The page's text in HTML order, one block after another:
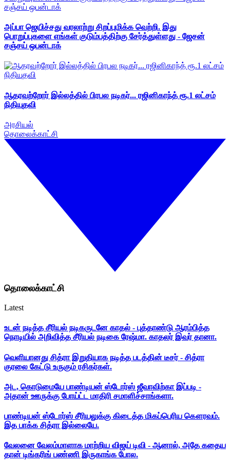
அப்பா ஜெயிச்சது வரலாற்று சிறப்புமிக்க வெற்றி. இது
பொறுப்புகளை எங்கள் குடும்பத்திற்கு சேர்த்துள்ளது - ஜேசன்
சஞ்சய் ஒபன்டாக்
ஆதரவற்றோர் இல்லத்தில் பிரபல நடிகர்... ரஜினிகாந்த் ரூ.1 லட்சம்
நிதியுதவி
அரசியல்
தொலைக்காட்சி
தொலைக்காட்சி
Latest
உடன் நடித்த சீரியல் நடிகருடனே காதல் - புத்தாண்டு ஆரம்பித்த
நொடியில் அறிவித்த சீரியல் நடிகை ரேஷ்மா. காதலர் இவர் தானா.
வெளியானது சித்ரா இறுதியாக நடித்த படத்தின் டீசர் - சித்ரா
குரலை கேட்டு உருகும் ரசிகர்கள்.
அட, கொடுமையே பாண்டியன் ஸ்டோர்ஸ் ஜீவாவிற்கா இப்படி -
அதான் ஊருக்கு போய்ட்ட மாதிரி சமாளிச்சாங்களா.
பாண்டியன் ஸ்டோர்ஸ் சீரியலுக்கு கிடைத்த மிகப்பெரிய கௌரவம்.
இத பாக்க சித்ரா இல்லையே.
வேலனை வேலம்மாளாக மாற்றிய விஜய் டிவி - ஆனால், அதே கதைய
தான் டிங்கரிங் பண்ணி இருகாங்க போல.